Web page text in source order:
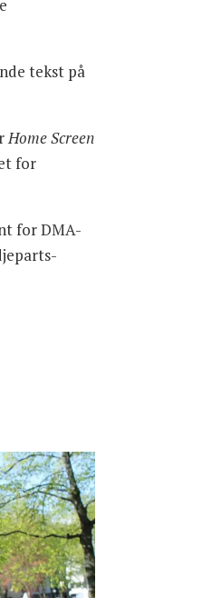
tekst på
Home Screen
for
for DMA-